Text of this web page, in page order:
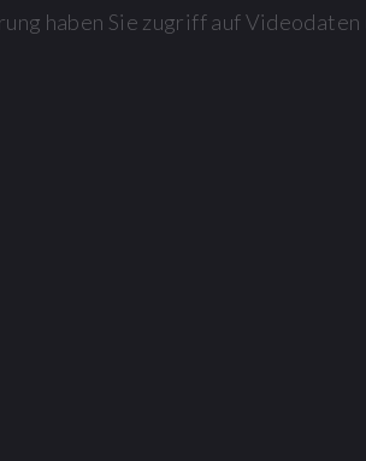
haben Sie zugriff auf Videodaten